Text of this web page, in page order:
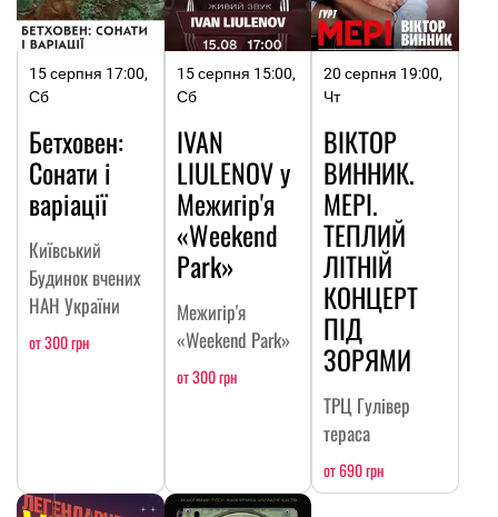
15 серпня 17:00,
Сб
Бетховен:
Сонати і
варіації
Київський
Будинок вчених
НАН України
от 300 грн
15 серпня 15:00,
Сб
IVAN
LIULENOV у
Межигір'я
«Weekend
Park»
Межигір'я
«Weekend Park»
от 300 грн
20 серпня 19:00,
Чт
ВІКТОР
ВИННИК.
МЕРІ.
ТЕПЛИЙ
ЛІТНІЙ
КОНЦЕРТ
ПІД
ЗОРЯМИ
ТРЦ Гулівер
тераса
от 690 грн